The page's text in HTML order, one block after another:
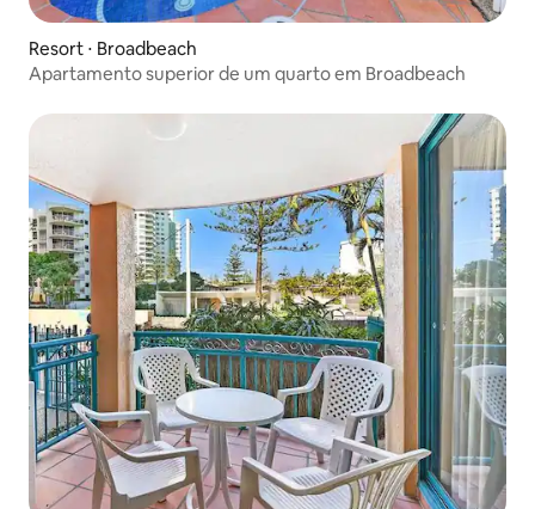
Resort ⋅ Broadbeach
Apartamento superior de um quarto em Broadbeach